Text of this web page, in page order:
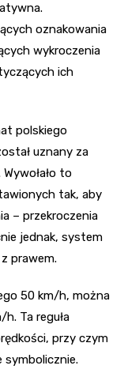
oznakowania
wykroczenia
ich
polskiego
uznany za
to
tak, aby
– przekroczenia
jednak, system
prawem.
50 km/h, można
Ta reguła
przy czym